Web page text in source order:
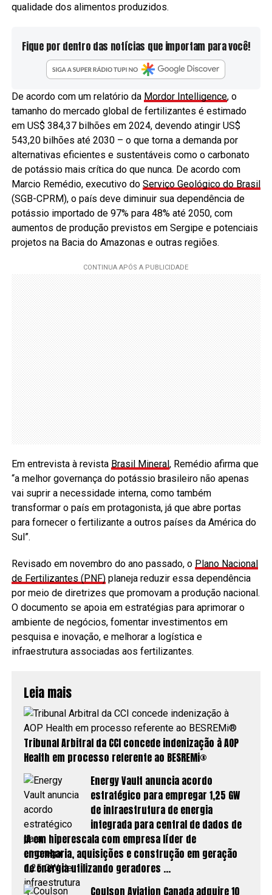
qualidade dos alimentos produzidos.
Fique por dentro das notícias que importam para você!
De acordo com um relatório da Mordor Intelligence, o
tamanho do mercado global de fertilizantes é estimado
em US$ 384,37 bilhões em 2024, devendo atingir US$
543,20 bilhões até 2030 – o que torna a demanda por
alternativas eficientes e sustentáveis como o carbonato
de potássio mais crítica do que nunca. De acordo com
Marcio Remédio, executivo do Serviço Geológico do Brasil
(SGB-CPRM), o país deve diminuir sua dependência de
potássio importado de 97% para 48% até 2050, com
aumentos de produção previstos em Sergipe e potenciais
projetos na Bacia do Amazonas e outras regiões.
Em entrevista à revista Brasil Mineral , Remédio afirma que
“a melhor governança do potássio brasileiro não apenas
vai suprir a necessidade interna, como também
transformar o país em protagonista, já que abre portas
para fornecer o fertilizante a outros países da América do
Sul”.
Revisado em novembro do ano passado, o Plano Nacional
de Fertilizantes (PNF)planeja reduzir essa dependência
por meio de diretrizes que promovam a produção nacional.
O documento se apoia em estratégias para aprimorar o
ambiente de negócios, fomentar investimentos em
pesquisa e inovação, e melhorar a logística e
infraestrutura associadas aos fertilizantes.
Leia mais
Tribunal Arbitral da CCI concede indenização à AOP
Health em processo referente ao BESREMi®
Energy Vault anuncia acordo
estratégico para empregar 1,25 GW
de infraestrutura de energia
integrada para central de dados de
IA em hiperescala com empresa líder de
engenharia, aquisições e construção em geração
de energia utilizando geradores …
Coulson Aviation Canada adquire 10